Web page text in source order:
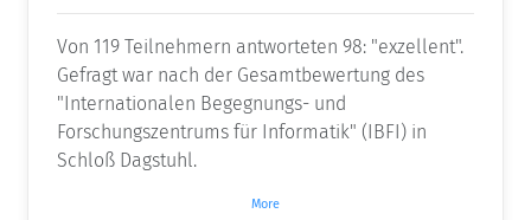
Von 119 Teilnehmern antworteten 98: "exzellent".
Gefragt war nach der Gesamtbewertung des
"Internationalen Begegnungs- und
Forschungszentrums für Informatik" (IBFI) in
Schloß Dagstuhl.
More